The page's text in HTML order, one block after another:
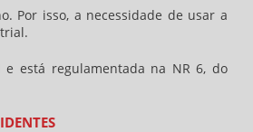
Por isso, a necessidade de usar a
está regulamentada na NR 6, do